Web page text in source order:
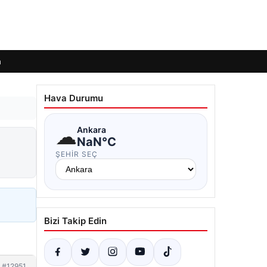
Hava Durumu
☁Ankara
NaN°C
ŞEHIR SEÇ
Bizi Takip Edin